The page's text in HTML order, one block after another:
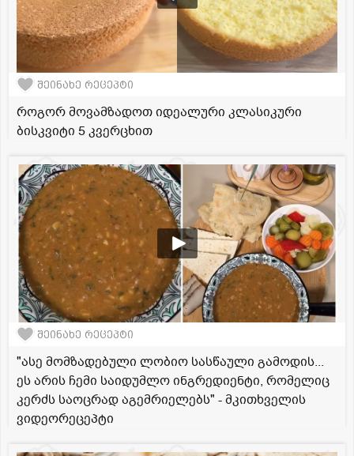
შეინახე რეცეპტი
როგორ მოვამზადოთ იდეალური კლასიკური
ბისკვიტი 5 კვერცხით
შეინახე რეცეპტი
"ასე მომზადებული ლობიო სასწაული გამოდის...
ეს არის ჩემი საიდუმლო ინგრედიენტი, რომელიც
კერძს საოცრად აგემრიელებს" - მკითხველის
ვიდეორეცეპტი